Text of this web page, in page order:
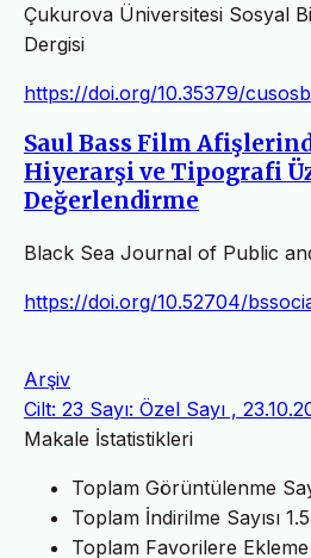
Çukurova Üniversitesi Sosyal
Dergisi
https://doi.org/10.35379/
Saul Bass Film
Hiyerarşi ve Tipografi
Değerlendirme
Black Sea Journal of Public
https://doi.org/10.52704/
Arşiv
Cilt: 23 Sayı: Özel Sayı ,
Makale İstatistikleri
Toplam Görüntülenme
Toplam İndirilme Sayısı
Toplam Favorilere Ekleme